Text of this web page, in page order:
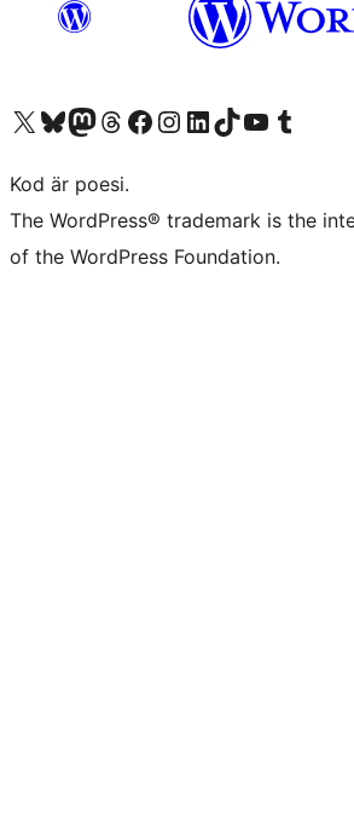
Besök vår X-konto (f.d. Twitter)
Besök vårt Bluesky-konto
Besök vårt Mastodon-konto
Besök vårt Thread-konto
Besök vår Facebook-sidaBesök vårt Instagram-konto
Besök vårt LinkedIn-konto
Besök vårt TikTok-konto
Besök vår YouTube-kanalBesök vårt Tumblr-konto
Kod är poesi.
The WordPress® trademark is the
of the WordPress Foundation.